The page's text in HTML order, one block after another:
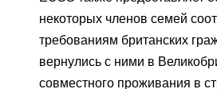
некоторых членов семей
требованиям британских
вернулись с ними в
совместного проживания в